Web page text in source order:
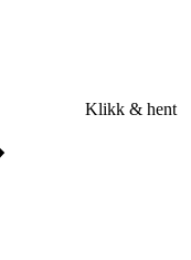
Klikk & hent